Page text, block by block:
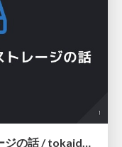
mstdn-maud-io を支えるストレージの話 / tokaidolug-yokohama-201905